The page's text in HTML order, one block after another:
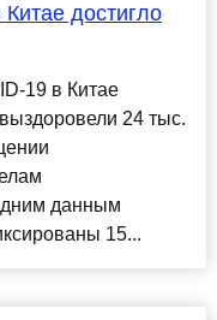
достигло
19 в Китае
24 тыс.
данным
15...